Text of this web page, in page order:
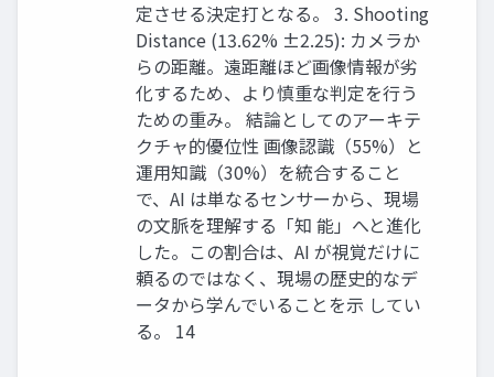
定させる決定打となる。 3. Shooting
Distance (13.62% ±2.25): カメラか
らの距離。遠距離ほど画像情報が劣
化するため、より慎重な判定を行う
ための重み。 結論としてのアーキテ
クチャ的優位性 画像認識（55%）と
運用知識（30%）を統合すること
で、AI は単なるセンサーから、現場
の文脈を理解する「知 能」へと進化
した。この割合は、AI が視覚だけに
頼るのではなく、現場の歴史的なデ
ータから学んでいることを示 してい
る。 14